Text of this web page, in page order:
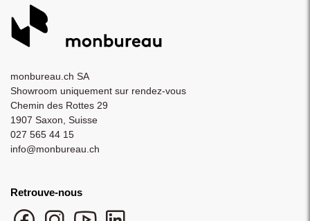
monbureau.ch SA
Showroom uniquement sur rendez-vous
Chemin des Rottes 29
1907 Saxon, Suisse
027 565 44 15
info@monbureau.ch
Retrouve-nous
Facebook monbureau
Instagram monbureau
YouTube monbureau